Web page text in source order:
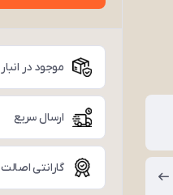
موجود در انبار
ارسال سریع
گارانتی اصالت